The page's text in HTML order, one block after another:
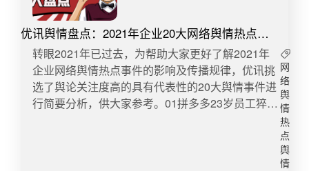
优讯舆情盘点：2021年企业20大网络舆情热点事
件汇总分析
转眼2021年已过去，为帮助大家更好了解2021年
企业网络舆情热点事件的影响及传播规律，优讯挑
选了舆论关注度高的具有代表性的20大舆情事件进
行简要分析，供大家参考。01拼多多23岁员工猝死
网
络
舆
情
热
点
舆
情